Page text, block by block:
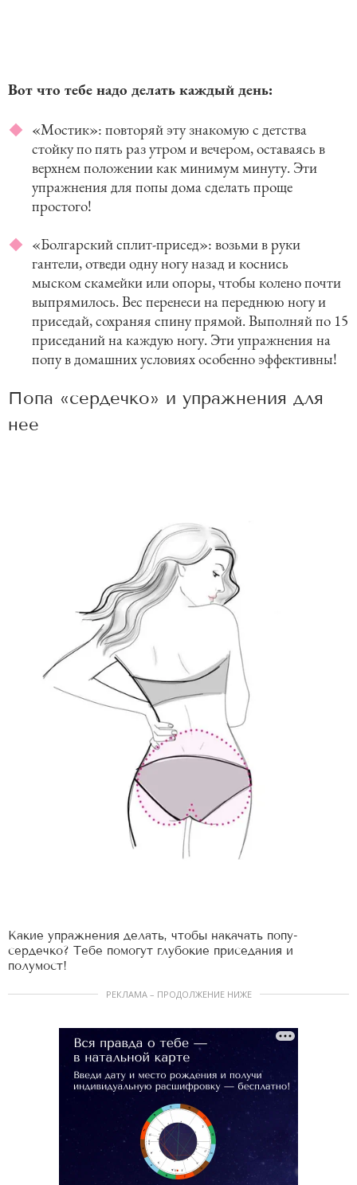
Вот что тебе надо делать каждый день:
«Мостик»: повторяй эту знакомую с детства
стойку по пять раз утром и вечером, оставаясь в
верхнем положении как минимум минуту. Эти
упражнения для попы дома сделать проще
простого!
«Болгарский сплит-присед»: возьми в руки
гантели, отведи одну ногу назад и коснись
мыском скамейки или опоры, чтобы колено почти
выпрямилось. Вес перенеси на переднюю ногу и
приседай, сохраняя спину прямой. Выполняй по 15
приседаний на каждую ногу. Эти упражнения на
попу в домашних условиях особенно эффективны!
Попа «сердечко» и упражнения для
нее
Какие упражнения делать, чтобы накачать попу-
сердечко? Тебе помогут глубокие приседания и
полумост!
РЕКЛАМА – ПРОДОЛЖЕНИЕ НИЖЕ